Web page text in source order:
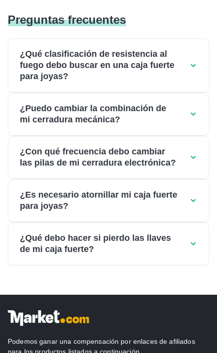
Preguntas frecuentes
¿Qué clasificación de resistencia al
fuego debo buscar en una caja fuerte
para joyas?
¿Puedo cambiar la combinación de
mi cerradura mecánica?
¿Con qué frecuencia debo cambiar
las pilas de mi cerradura electrónica?
¿Es necesario atornillar mi caja fuerte
para joyas?
¿Qué debo hacer si pierdo las llaves
de mi caja fuerte?
Podemos ganar una compensación por enlaces de afiliados